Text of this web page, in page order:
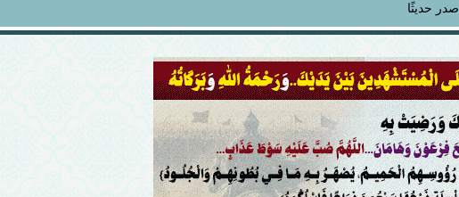
صدر حديثًا